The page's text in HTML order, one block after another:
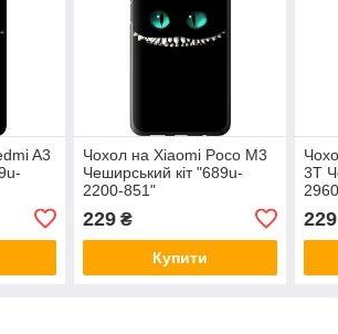
A3
Чохол на Xiaomi Poco M3
Чеширський кіт "689u-
2200-851"
229₴
Купити
3T
229